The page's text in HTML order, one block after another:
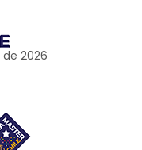
de 2026